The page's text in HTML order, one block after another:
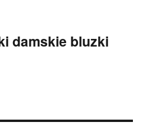
damskie bluzki